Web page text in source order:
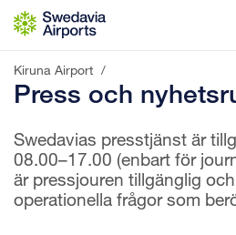
Gå till innehåll
Kiruna Airport /
Press och
Swedavias presstjänst är
08.00–17.00 (enbart för
är pressjouren tillgänglig
operationella frågor som